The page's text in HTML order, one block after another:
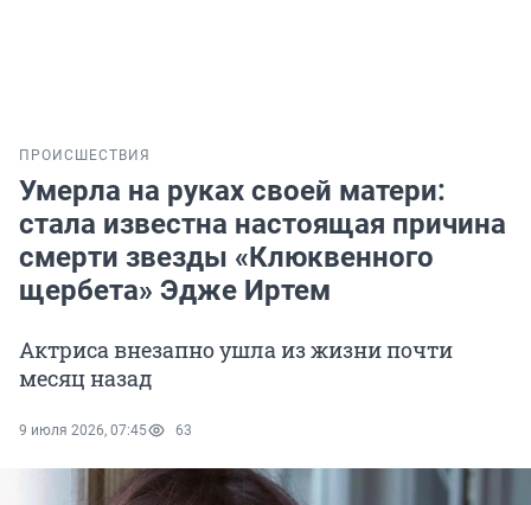
ПРОИСШЕСТВИЯ
Умерла на руках своей матери:
стала известна настоящая причина
смерти звезды «Клюквенного
щербета» Эдже Иртем
Актриса внезапно ушла из жизни почти
месяц назад
9 июля 2026, 07:45 63